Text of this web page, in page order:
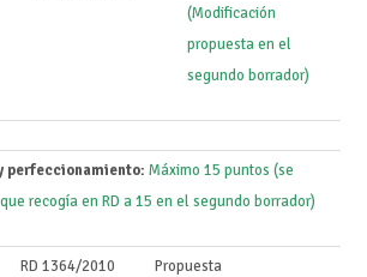
(Modificación
propuesta en el
segundo borrador)
perfeccionamiento: Máximo 15 puntos (se
recogía en RD a 15 en el segundo borrador)
RD 1364/2010 Propuesta